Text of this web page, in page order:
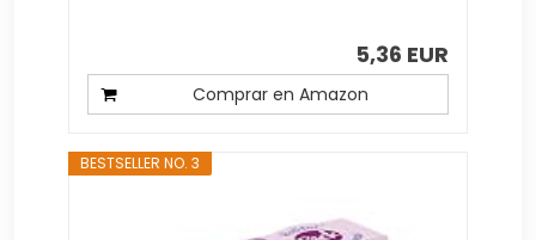
5,36 EUR
Comprar en Amazon
BESTSELLER NO. 3